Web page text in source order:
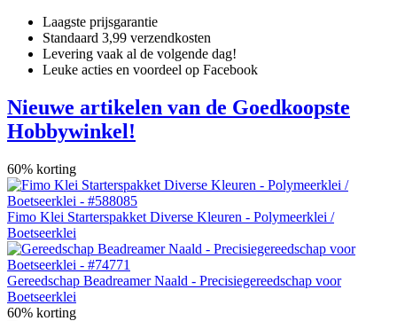
Laagste prijsgarantie
Standaard 3,99 verzendkosten
Levering vaak al de volgende dag!
Leuke acties en voordeel op Facebook
Nieuwe artikelen van de Goedkoopste
Hobbywinkel!
60% korting
Fimo Klei Starterspakket Diverse Kleuren - Polymeerklei /
Boetseerklei
Gereedschap Beadreamer Naald - Precisiegereedschap voor
Boetseerklei
60% korting